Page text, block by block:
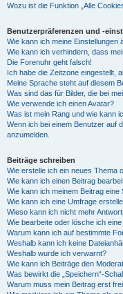
Wozu ist die Funktion „Alle
Benutzerpräferenzen und -
Wie kann ich meine Einstellungen
Wie kann ich verhindern, dass
Die Forenuhr geht falsch!
Ich habe die Zeitzone eingestellt,
Meine Sprache steht auf diesem
Was sind das für Bilder, die bei
Wie verwende ich einen Avatar?
Was ist mein Rang und wie kann
Wenn ich bei einem Benutzer auf
anzumelden.
Beiträge schreiben
Wie erstelle ich ein neues Thema
Wie kann ich einen Beitrag
Wie kann ich meinem Beitrag eine
Wie kann ich eine Umfrage
Wieso kann ich nicht mehr
Wie bearbeite oder lösche ich
Warum kann ich auf bestimmte
Weshalb kann ich keine
Weshalb wurde ich verwarnt?
Wie kann ich Beiträge den
Was bewirkt die „Speichern“-
Warum muss mein Beitrag erst